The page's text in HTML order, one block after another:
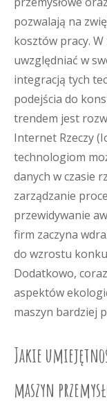
pozwalają na
kosztów pracy.
uwzględniać w
integracją tych
podejścia do
trendem jest
Internet Rzeczy
technologiom
danych w czasie
zarządzanie
przewidywanie
firm zaczyna
do wzrostu
Dodatkowo,
aspektów
maszyn bardziej
Jakie
maszyn